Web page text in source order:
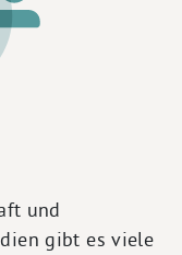
und
gibt es viele